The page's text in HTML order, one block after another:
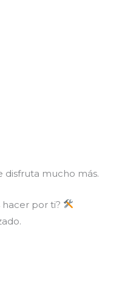
disfruta mucho más.
por ti?